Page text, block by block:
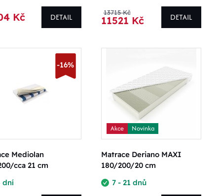
Kč DETAIL 13715 Kč
11521 Kč DETAIL
-16%
Mediolan
cca 21 cm
dní
Akce Novinka
Matrace Deriano MAXI
180/200/20 cm
7 - 21 dnů